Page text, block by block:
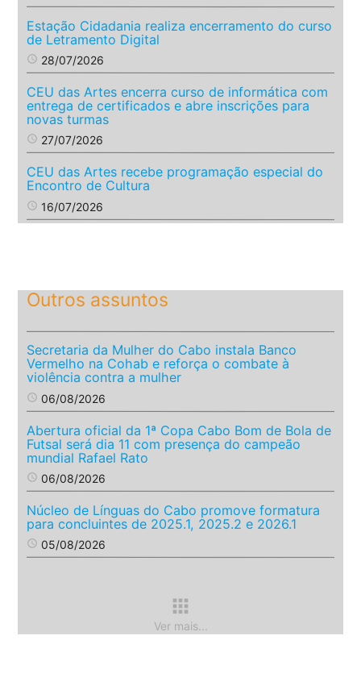
Estação Cidadania realiza encerramento do curso
de Letramento Digital
access_time 28/07/2026
CEU das Artes encerra curso de informática com
entrega de certificados e abre inscrições para
novas turmas
access_time 27/07/2026
CEU das Artes recebe programação especial do
Encontro de Cultura
access_time 16/07/2026
Outros assuntos
Secretaria da Mulher do Cabo instala Banco
Vermelho na Cohab e reforça o combate à
violência contra a mulher
access_time 06/08/2026
Abertura oficial da 1ª Copa Cabo Bom de Bola de
Futsal será dia 11 com presença do campeão
mundial Rafael Rato
access_time 06/08/2026
Núcleo de Línguas do Cabo promove formatura
para concluintes de 2025.1, 2025.2 e 2026.1
access_time 05/08/2026
apps
Ver mais...